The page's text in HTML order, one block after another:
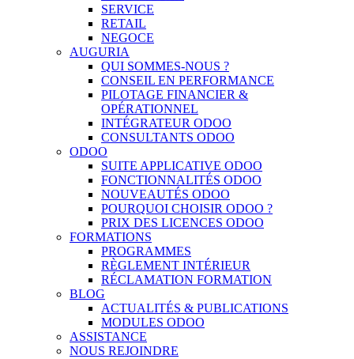
SERVICE
RETAIL
NEGOCE
AUGURIA
QUI SOMMES-NOUS ?
CONSEIL EN PERFORMANCE
PILOTAGE FINANCIER &
OPÉRATIONNEL
INTÉGRATEUR ODOO
CONSULTANTS ODOO
ODOO
SUITE APPLICATIVE ODOO
FONCTIONNALITÉS ODOO
NOUVEAUTÉS ODOO
POURQUOI CHOISIR ODOO ?
PRIX DES LICENCES ODOO
FORMATIONS
PROGRAMMES
RÈGLEMENT INTÉRIEUR
RÉCLAMATION FORMATION
BLOG
ACTUALITÉS & PUBLICATIONS
MODULES ODOO
ASSISTANCE
NOUS REJOINDRE